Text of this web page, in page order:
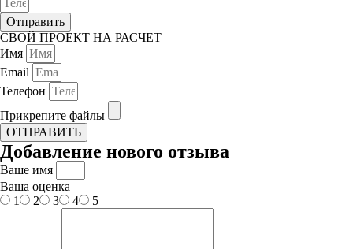
Отправить
СВОЙ ПРОЕКТ НА РАСЧЕТ
Имя
Email
Телефон
Прикрепите файлы
ОТПРАВИТЬ
Добавление нового отзыва
Ваше имя
Ваша оценка
1
2 3 4 5